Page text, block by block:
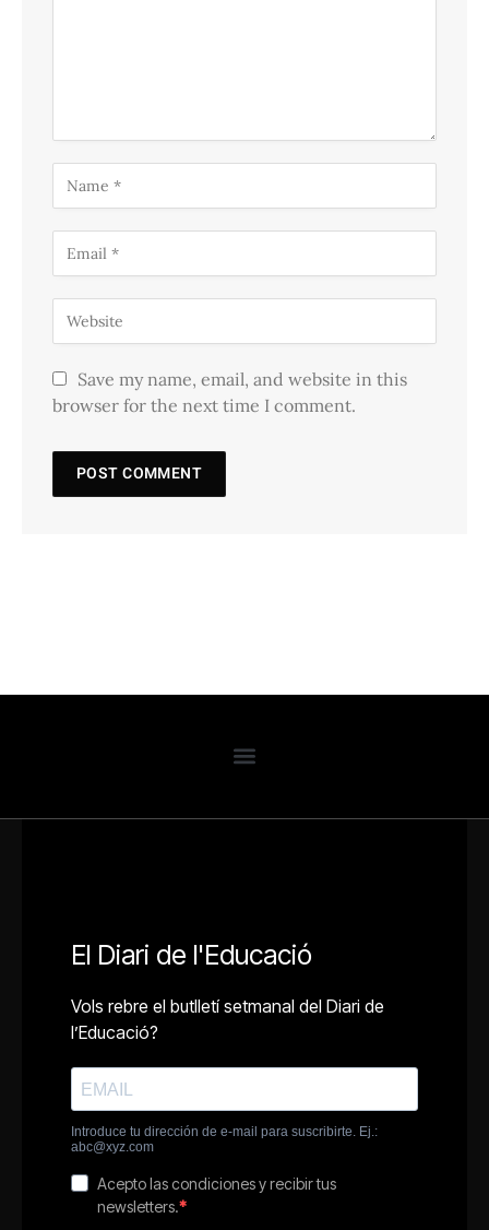
Save my name, email, and website in this
browser for the next time I comment.